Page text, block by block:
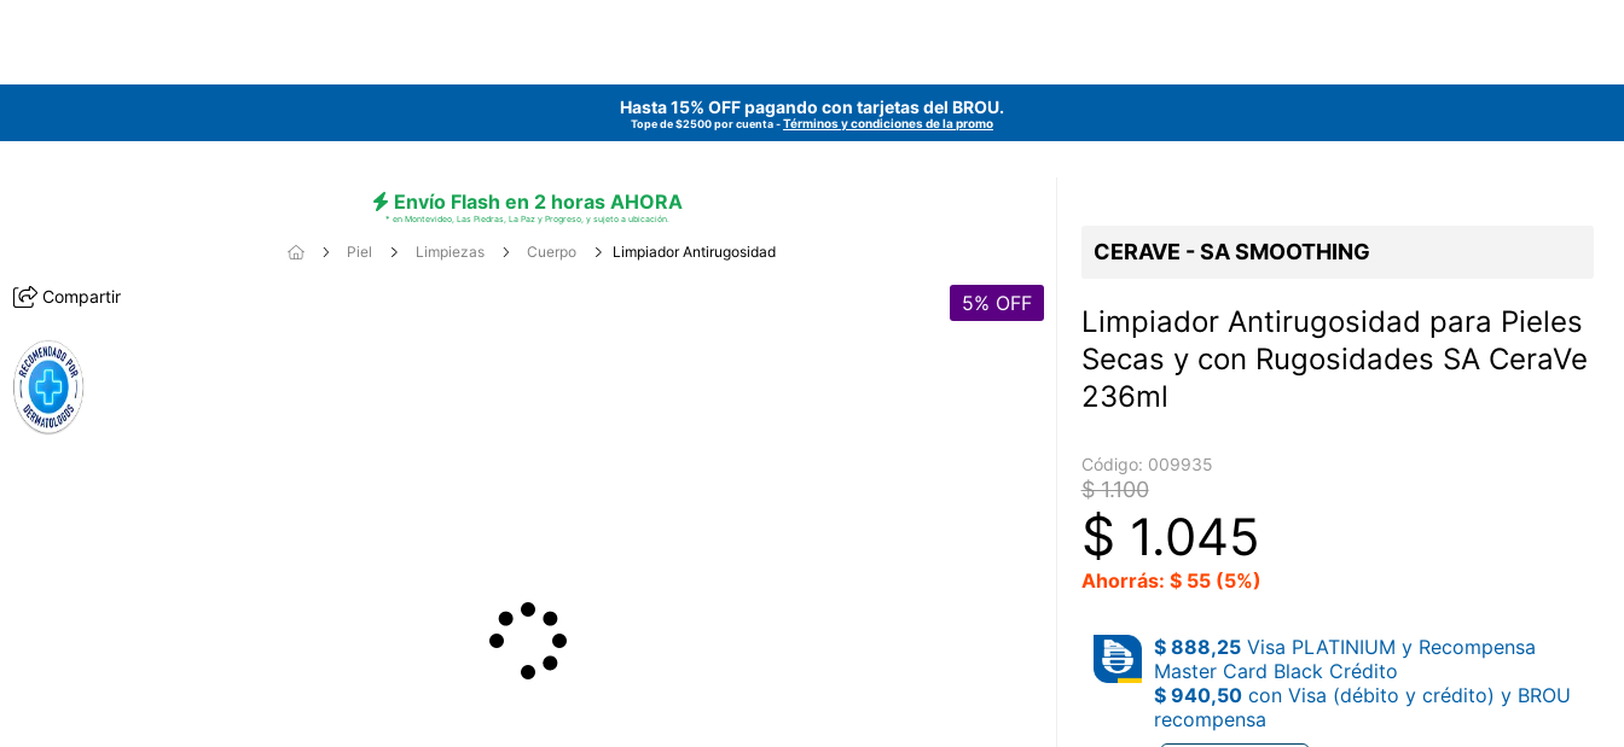
Hasta 15% OFF pagando con tarjetas del BROU.
Tope de $2500 por cuenta -Términos y condiciones de la promo
Envío Flash en 2 horas AHORA
* en Montevideo, Las Piedras, La Paz y Progreso, y sujeto a ubicación.
Piel Limpiezas Cuerpo Limpiador Antirugosidad
Compartir 5% OFF
CERAVE - SA SMOOTHING
Limpiador Antirugosidad para Pieles
Secas y con Rugosidades SA CeraVe
236ml
Código: 009935
$ 1.100
$ 1.045
Ahorrás: $ 55 (5%)
$ 888,25Visa PLATINIUM y Recompensa
Master Card Black Crédito
$ 940,50con Visa (débito y crédito) y BROU
recompensa